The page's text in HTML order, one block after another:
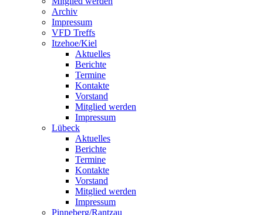
Archiv
Impressum
VFD Treffs
Itzehoe/Kiel
Aktuelles
Berichte
Termine
Kontakte
Vorstand
Mitglied werden
Impressum
Lübeck
Aktuelles
Berichte
Termine
Kontakte
Vorstand
Mitglied werden
Impressum
Pinneberg/Rantzau